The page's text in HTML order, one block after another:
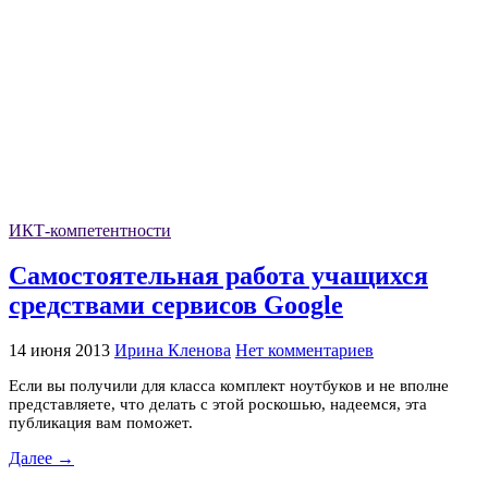
ИКТ-компетентности
Самостоятельная работа учащихся
средствами сервисов Google
14 июня 2013 Ирина Кленова Нет комментариев
Если вы получили для класса комплект ноутбуков и не вполне
представляете, что делать с этой роскошью, надеемся, эта
публикация вам поможет.
Далее →